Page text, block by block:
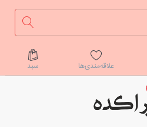
علاقه‌مندی‌ها سبد